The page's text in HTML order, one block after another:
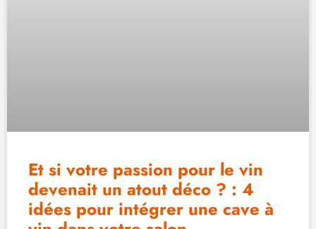
Et si votre passion pour le vin
devenait un atout déco ? : 4
idées pour intégrer une cave à